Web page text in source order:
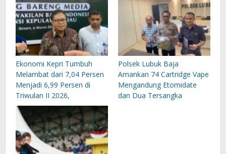
Ekonomi Kepri Tumbuh
Melambat dari 7,04 Persen
Menjadi 6,99 Persen di
Triwulan II 2026,
Polsek Lubuk Baja
Amankan 74 Cartridge Vape
Mengandung Etomidate
dan Dua Tersangka